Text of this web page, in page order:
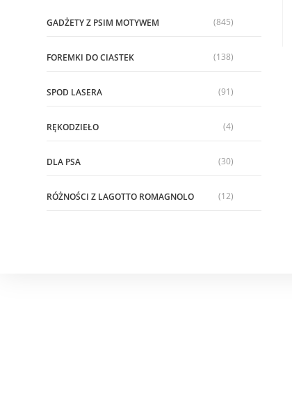
GADŻETY Z PSIM MOTYWEM (845)
FOREMKI DO CIASTEK (138)
SPOD LASERA (91)
RĘKODZIEŁO (4)
DLA PSA (30)
RÓŻNOŚCI Z LAGOTTO ROMAGNOLO (12)